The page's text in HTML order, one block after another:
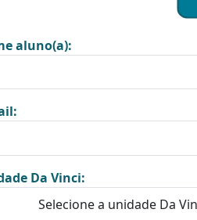
aluno(a):
Da Vinci: